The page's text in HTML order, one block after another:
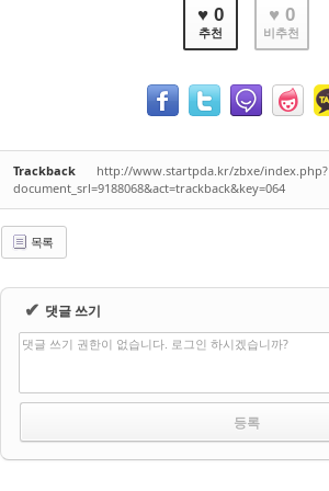
♥ 0
추천
♥ 0
비추천
Trackback
http://www.startpda.kr/zbxe/index.php?
document_srl=9188068&act=trackback&key=064
목록
✔ 댓글 쓰기
댓글 쓰기 권한이 없습니다. 로그인 하시겠습니까?